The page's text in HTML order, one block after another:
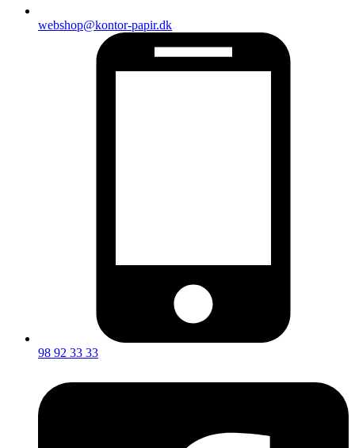
webshop@kontor-papir.dk
98 92 33 33